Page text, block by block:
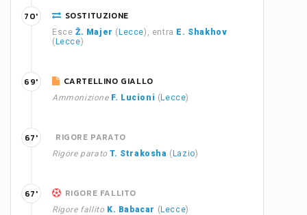
SOSTITUZIONE
Esce Ž. Majer ( Lecce), entra E. Shakhov
( Lecce)
70'
CARTELLINO GIALLO
Ammonizione F. Lucioni ( Lecce)
69'
RIGORE PARATO
Rigore parato T. Strakosha ( Lazio)
67'
RIGORE FALLITO
Rigore fallito K. Babacar ( Lecce)
67'